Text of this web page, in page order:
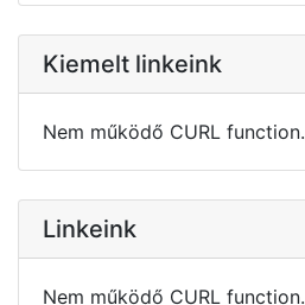
Kiemelt linkeink
Nem működő CURL function.
Linkeink
Nem működő CURL function.